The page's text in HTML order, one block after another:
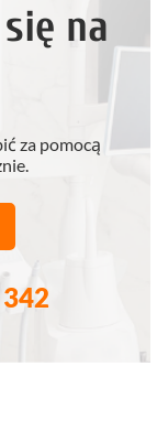
na
za pomocą